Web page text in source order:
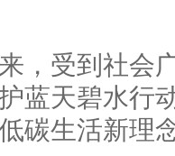
受到社会
蓝天碧水行
碳生活新理